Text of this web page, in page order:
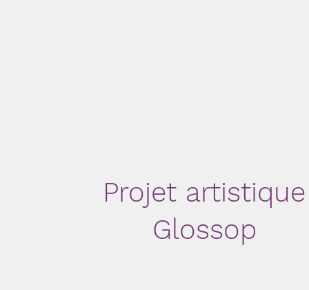
Projet artistique
Glossop